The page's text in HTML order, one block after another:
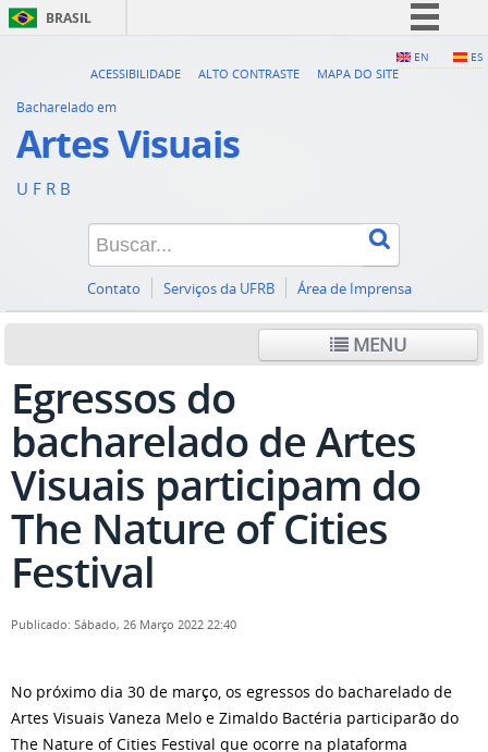
BRASIL
Canais
EN ES
ACESSIBILIDADE ALTO CONTRASTE MAPA DO SITE
Bacharelado em
Artes Visuais
U F R B
Contato Serviços da UFRB Área de Imprensa
MENU
Egressos do
bacharelado de Artes
Visuais participam do
The Nature of Cities
Festival
Publicado: Sábado, 26 Março 2022 22:40
No próximo dia 30 de março, os egressos do bacharelado de
Artes Visuais Vaneza Melo e Zimaldo Bactéria participarão do
The Nature of Cities Festival que ocorre na plataforma